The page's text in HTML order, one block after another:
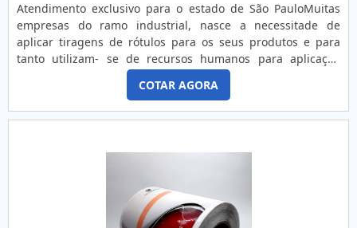
Atendimento exclusivo para o estado de São PauloMuitas
empresas do ramo industrial, nasce a necessitade de
aplicar tiragens de rótulos para os seus produtos e para
tanto utilizam- se de recursos humanos para aplicação
manual destes. As rotuladoras automáticas surgiram para
solucionar este problema, contudo, nem sempre um
processo produtivo absorve uma rotuladora automática,
COTAR AGORA